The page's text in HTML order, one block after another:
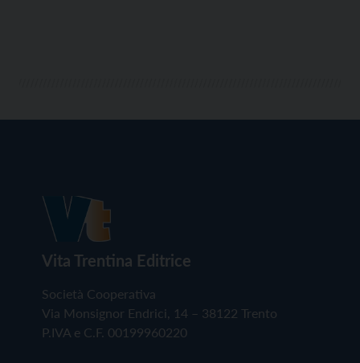
Vita Trentina Editrice
Società Cooperativa
Via Monsignor Endrici, 14 – 38122 Trento
P.IVA e C.F. 00199960220